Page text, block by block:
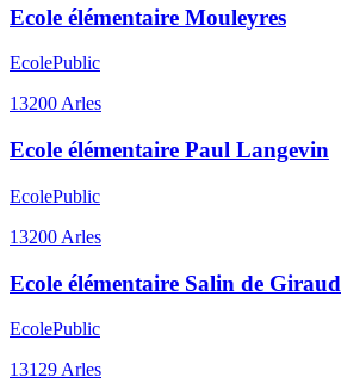
Ecole élémentaire Mouleyres
EcolePublic
13200 Arles
Ecole élémentaire Paul Langevin
EcolePublic
13200 Arles
Ecole élémentaire Salin de Giraud
EcolePublic
13129 Arles